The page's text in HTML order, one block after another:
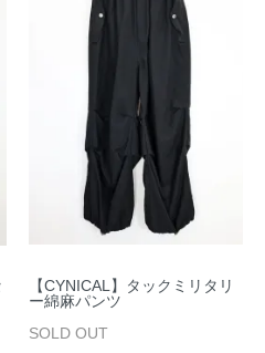
【CYNICAL】タックミリタリ
ー綿麻パンツ
SOLD OUT